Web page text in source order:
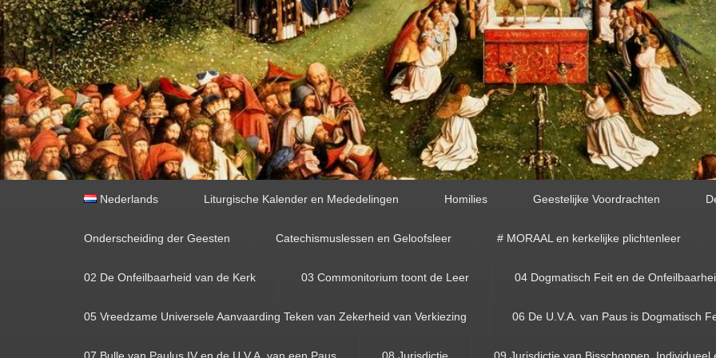
Nederlands Liturgische Kalender en Mededelingen Homilies Geestelijke Voordrachten
Onderscheiding der Geesten Catechismuslessen en Geloofsleer # MORAAL en kerkelijke plichtenleer
02 De Onfeilbaarheid van de Kerk 03 Commonitorium toont de Leer 04 Dogmatisch Feit en de
05 Vreedzame Universele Aanvaarding Teken van Zekerheid van Verkiezing 06 De U.V.A. van Paus is Dogmatisch